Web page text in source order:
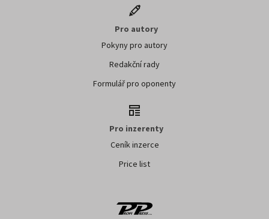
Pro autory
Pokyny pro autory
Redakční rady
Formulář pro oponenty
Pro inzerenty
Ceník inzerce
Price list